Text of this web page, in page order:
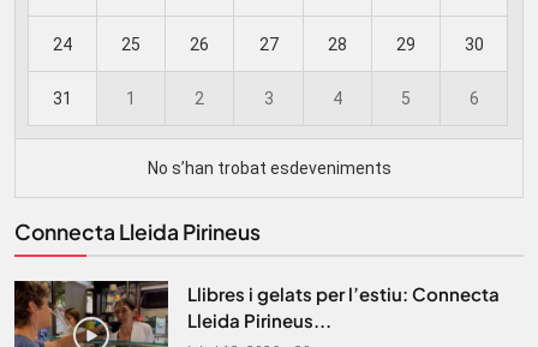
Connecta Lleida Pirineus
Llibres i gelats per l’estiu: Connecta
Lleida Pirineus...